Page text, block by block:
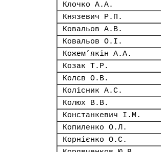
Клочко А.А.
Князевич Р.П.
Ковальов А.В.
Ковальов О.І.
Кожем’якін А.А.
Козак Т.Р.
Колєв О.В.
Колісник А.С.
Колюх В.В.
Констанкевич І.М.
Копиленко О.Л.
Корнієнко О.С.